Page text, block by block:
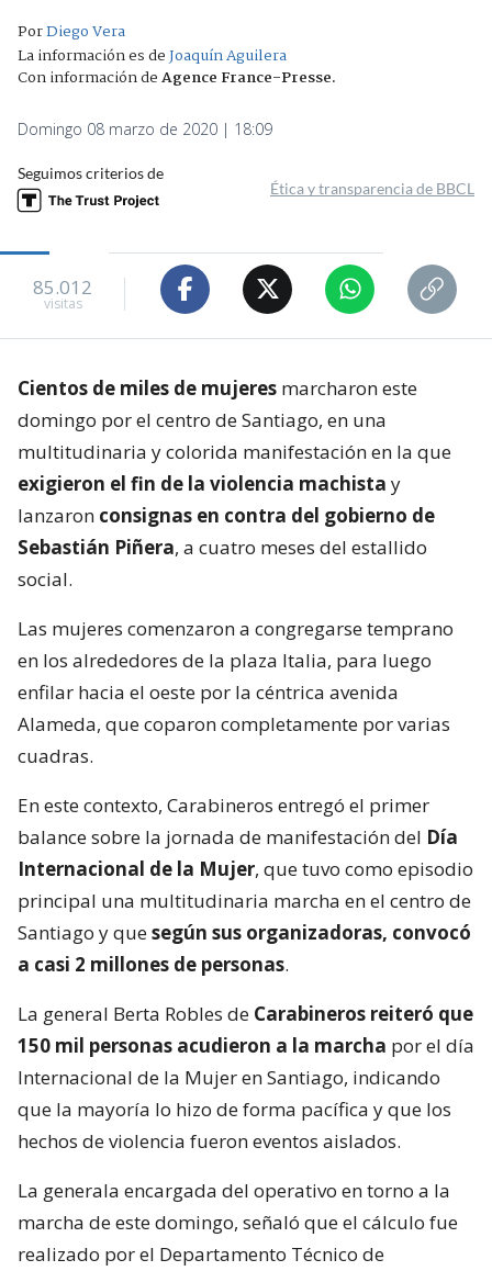
PorDiego Vera
La información es deJoaquín Aguilera
Con información deAgence France-Presse.
Domingo 08 marzo de 2020 | 18:09
Seguimos criterios de
Ética y transparencia de BBCL
85.012
visitas
Cientos de miles de mujeres marcharon este
domingo por el centro de Santiago, en una
multitudinaria y colorida manifestación en la que
exigieron el fin de la violencia machista y
lanzaron consignas en contra del gobierno de
Sebastián Piñera, a cuatro meses del estallido
social.
Las mujeres comenzaron a congregarse temprano
en los alrededores de la plaza Italia, para luego
enfilar hacia el oeste por la céntrica avenida
Alameda, que coparon completamente por varias
cuadras.
En este contexto, Carabineros entregó el primer
balance sobre la jornada de manifestación del Día
Internacional de la Mujer, que tuvo como episodio
principal una multitudinaria marcha en el centro de
Santiago y quesegún sus organizadoras, convocó
a casi 2 millones de personas.
La general Berta Robles de Carabineros reiteró que
150 mil personas acudieron a la marcha por el día
Internacional de la Mujer en Santiago, indicando
que la mayoría lo hizo de forma pacífica y que los
hechos de violencia fueron eventos aislados.
La generala encargada del operativo en torno a la
marcha de este domingo, señaló que el cálculo fue
realizado por el Departamento Técnico de